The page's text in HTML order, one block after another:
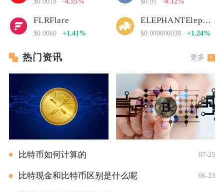
FLRFlare
$0.0060 +1.41%
ELEPHANTElephant Money
$0.000000038 +1.24%
热门资讯 更多
比特币如何计算的 07-25
比特现金和比特币区别是什么呢 06-23